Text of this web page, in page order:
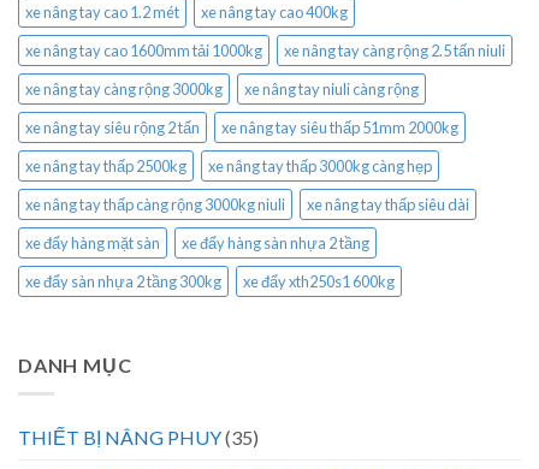
xe nâng tay cao 1.2 mét
xe nâng tay cao 400kg
xe nâng tay cao 1600mm tải 1000kg
xe nâng tay càng rộng 2.5 tấn niuli
xe nâng tay càng rộng 3000kg
xe nâng tay niuli càng rộng
xe nâng tay siêu rộng 2 tấn
xe nâng tay siêu thấp 51mm 2000kg
xe nâng tay thấp 2500kg
xe nâng tay thấp 3000kg càng hẹp
xe nâng tay thấp càng rộng 3000kg niuli
xe nâng tay thấp siêu dài
xe đẩy hàng mặt sàn
xe đẩy hàng sàn nhựa 2 tầng
xe đẩy sàn nhựa 2 tầng 300kg
xe đẩy xth250s1 600kg
DANH MỤC
THIẾT BỊ NÂNG PHUY(35)